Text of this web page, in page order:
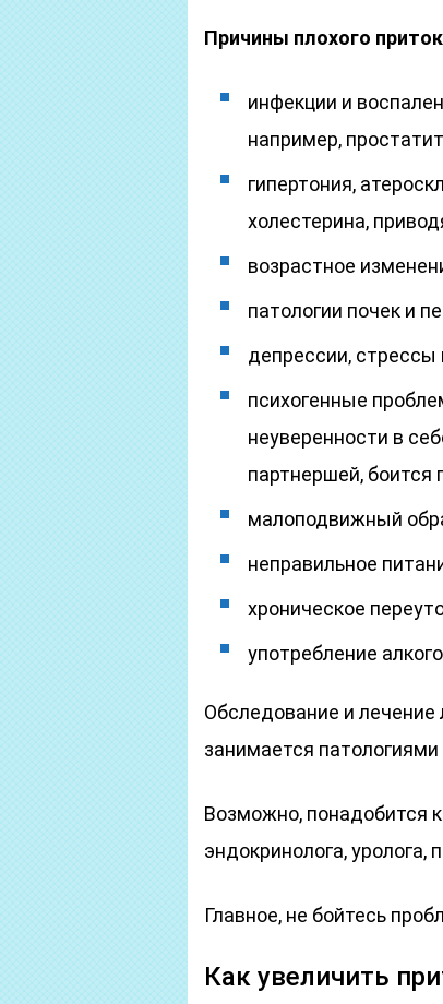
Причины плохого
инфекции и
например,
гипертония,
холестерина,
возрастное
патологии почек и
депрессии, стрессы
психогенные
неуверенности в
партнершей, боится
малоподвижный
неправильное
хроническое
употребление
Обследование и лечение
занимается
Возможно, понадобится
эндокринолога, уролога,
Главное, не бойтесь
Как увеличить